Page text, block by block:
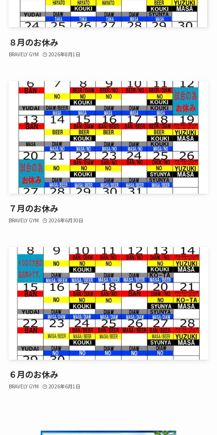
８月のお休み
BRAVELY GYM 2026年8月1日
７月のお休み
BRAVELY GYM 2026年6月30日
６月のお休み
BRAVELY GYM 2026年6月1日